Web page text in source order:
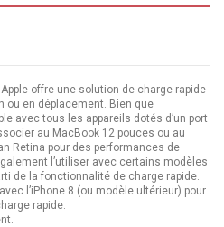
Apple offre une solution de charge rapide
ou en déplacement. Bien que
avec tous les appareils dotés d’un port
au MacBook 12 pouces ou au
Retina pour des performances de
l’utiliser avec certains modèles
de la fonctionnalité de charge rapide.
l’iPhone 8 (ou modèle ultérieur) pour
rapide.